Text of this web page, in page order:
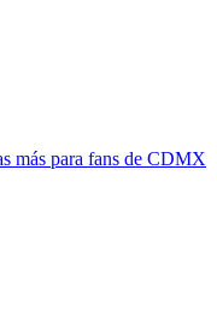
más para fans de CDMX